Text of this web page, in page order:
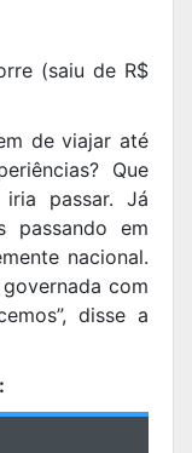
(saiu de R$
de viajar até
Que
passar. Já
passando em
nacional.
com
disse a